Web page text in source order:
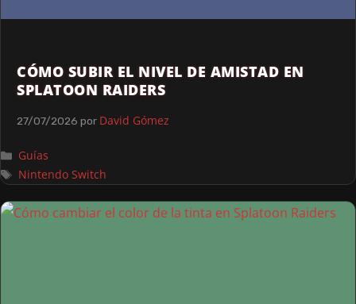
CÓMO SUBIR EL NIVEL DE AMISTAD EN
SPLATOON RAIDERS
27/07/2026 por David Gómez
Guías
Nintendo Switch